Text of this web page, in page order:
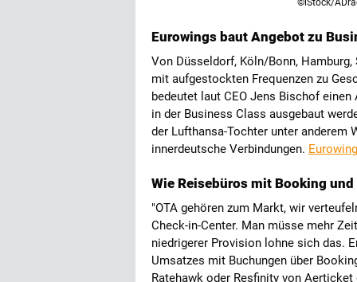
©iStock/
Eurowings baut Angebot zu
Von Düsseldorf, Köln/Bonn,
mit aufgestockten Frequenzen zu
bedeutet laut CEO Jens Bischof
in der Business Class ausgebaut
der Lufthansa-Tochter unter anderem
innerdeutsche Verbindungen.
Wie Reisebüros mit Booking und
"OTA gehören zum Markt, wir
Check-in-Center. Man müsse mehr
niedrigerer Provision lohne sich das.
Umsatzes mit Buchungen über
Ratehawk oder Resfinity von